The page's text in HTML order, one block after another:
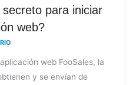
para iniciar
web?
web FooSales, la
y se envían de